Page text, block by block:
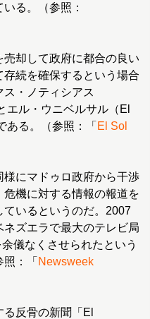
る。（参照：
却して政府に都合の良い
続を確保するという場合
ス・ノティシアス
エル・ウニベルサル（El
ある。（参照：「 El Sol
にマドゥロ政府から干渉
危機に対する情報の報道を
いるというのだ。2007
ズエラで最大のテレビ局
儀なくさせられたという
：「 Newsweek
反骨の新聞「El